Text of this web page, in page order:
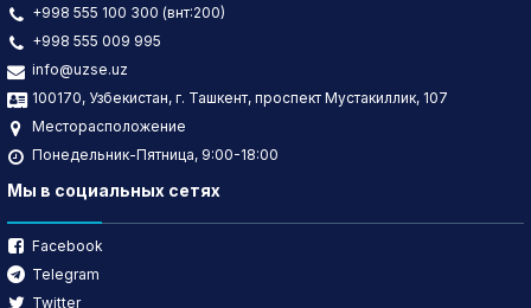
+998 555 100 300 (внт:200)
+998 555 009 995
info@uzse.uz
100170, Узбекистан, г. Ташкент, проспект Мустакиллик, 107
Месторасположение
Понедельник-Пятница, 9:00-18:00
Мы в социальных сетях
Facebook
Telegram
Twitter